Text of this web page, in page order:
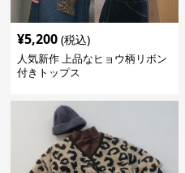
¥5,200 (税込)
人気新作 上品なヒョウ柄リボン
付きトップス